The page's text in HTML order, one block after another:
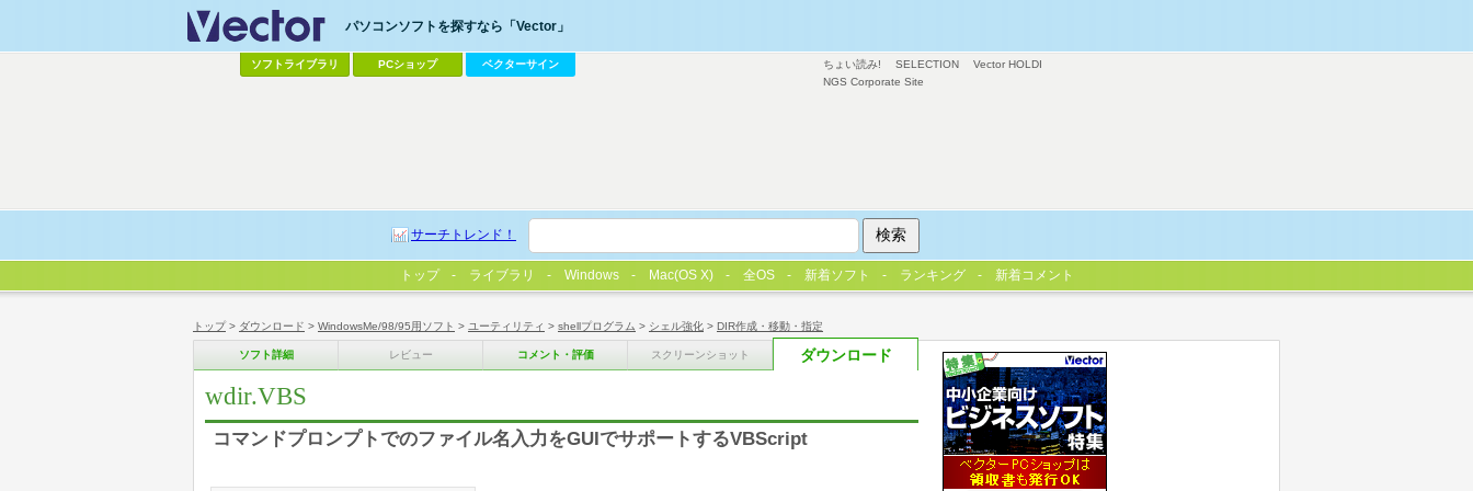
トップ> ダウンロード > WindowsMe/98/95用ソフト > ユーティリティ > shellプログラム > シェル強化 > DIR作成・移動・指定
ソフト詳細 レビュー コメント・評価 スクリーンショット ダウンロード
wdir.VBS
コマンドプロンプトでのファイル名入力をGUIでサポートするVBScript
ちょい読み! SELECTION
Vector HOLDI
NGS Corporate Site
パソコンソフトを探すなら「Vector」
ソフトライブラリ PCショップ ベクターサイン
サーチトレンド！
トップ ライブラリ Windows Mac(OS X) 全OS 新着ソフト ランキング 新着コメント